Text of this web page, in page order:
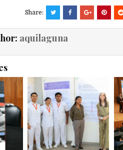
Share:
aquilaguna